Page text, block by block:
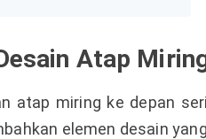
Atap
atap miring ke depan
elemen desain